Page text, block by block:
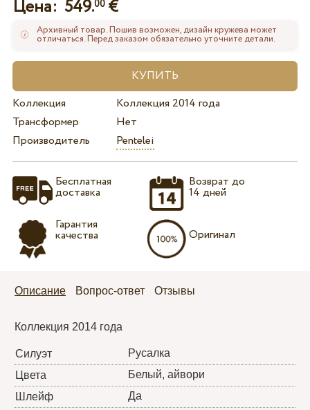
Цена: 549.00€
Архивный товар. Пошив возможен, дизайн кружева может
отличаться. Перед заказом обязательно уточните детали.
Коллекция
Коллекция 2014 года
Трансформер
Нет
Производитель
Pentelei
Бесплатная
доставка
Гарантия
качества
Возврат до
14 дней
Оригинал
Описание Вопрос-ответ Отзывы
Коллекция 2014 года
Силуэт
Русалка
Цвета
Белый, айвори
Шлейф
Да